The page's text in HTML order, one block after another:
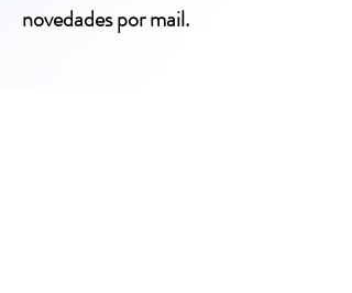
novedades por mail.